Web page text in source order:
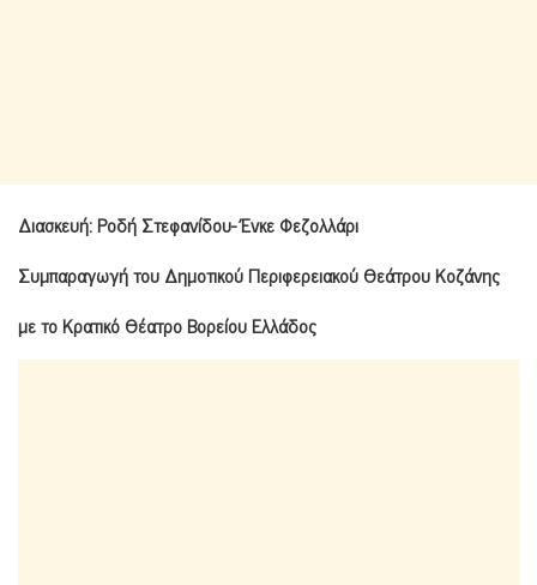
Διασκευή: Ροδή Στεφανίδου- Ένκε Φεζολλάρι
Συμπαραγωγή του Δημοτικού Περιφερειακού Θεάτρου Κοζάνης
με το Κρατικό Θέατρο Βορείου Ελλάδος